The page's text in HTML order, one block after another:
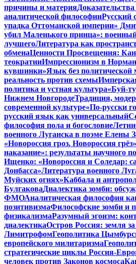
причины и материя
аналитической философииРусский
упадка Оттоманской империи»
убил Маленького принца»:
лучшегоЛитература как
обменаЦенности Просвещения:
теократииИмпрессионизм в
кувшинки»Язык без политической
реальность против схемы
политика и устная культура«Буй-
Нижнем НовгородеТрадиция,
современной культуре«По-русски
русский язык как универсальный
философия пола и богословие
военного Луганска в поэме Елены
«Новороссия гроз. Новороссия грёз»
наказание»: результаты научного
Ищенко: «Новороссия и Соледар:
Донбасса»Литература военного
Муйских огнях»Каббала и
БулгаковаДиалектика зомби:
ФМОАналитическая философия
позитивизмаФилософские зомби и
физикализмаРазумный эгоизм:
диалектикаОстров Россия: земля
ЛимитрофомГеополитика
европейского милитаризма
стратегические циклы Россия-
человек против Законов космоса